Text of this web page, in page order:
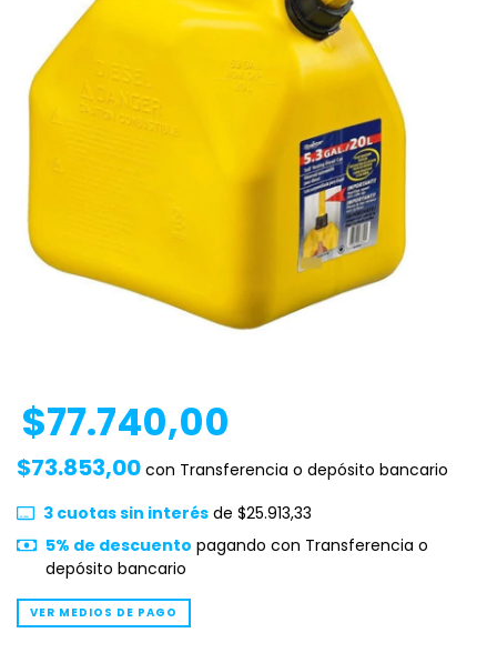
$77.740,00
$73.853,00 con Transferencia o depósito bancario
3cuotas sin interésde $25.913,33
5% de descuento pagando con Transferencia o
depósito bancario
VER MEDIOS DE PAGO